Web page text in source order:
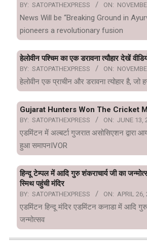
BY: SATOPATHEXPRESS ON:
News Will be “Breaking Ground in
pioneers a revolutionary fusion
हेलोवीन पश्चिम का एक डरावना त्यौहार देखें
BY: SATOPATHEXPRESS ON:
हेलोवीन एक प्राचीन और डरावना त्योहार है,
Gujarat Hunters Won The Cricket
BY: SATOPATHEXPRESS ON: JUNE 13,
एडमिंटन में अल्बर्टा गुजरात असोसिएशन द्वारा
हुआ समापनIVOR
हिन्दू टेम्पल में आदि गुरु शंकराचार्य जी का
स्मिथ पहुंची मंदिर
BY: SATOPATHEXPRESS ON: APRIL 26,
एडमिंटन हिन्दू मंदिर एडमिंटन कनाडा में आदि गुरु
जन्मोत्सव